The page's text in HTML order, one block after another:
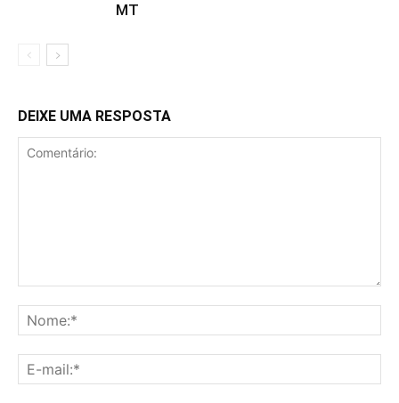
MT
DEIXE UMA RESPOSTA